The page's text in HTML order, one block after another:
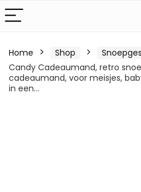
Home Shop
Candy Cadeaumand, retro
cadeaumand, voor meisjes,
in een…